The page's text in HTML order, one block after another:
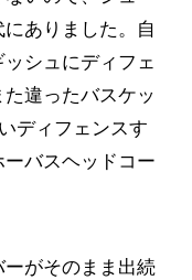
ありました。自
シュにディフェ
違ったバスケッ
ディフェンスす
バスヘッドコー
がそのまま出続